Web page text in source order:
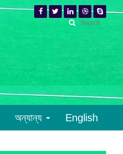
অন্যান্য English